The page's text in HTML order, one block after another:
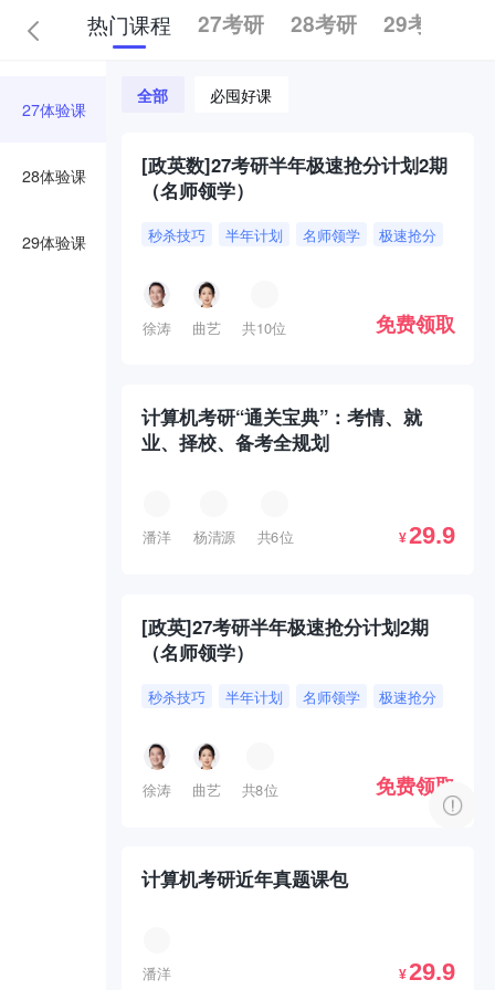
热门课程 27考研 28考研 29考研
27体验课
28体验课
29体验课
全部 必囤好课
[政英数]27考研半年极速抢分计划2期
（名师领学）
秒杀技巧 半年计划 名师领学 极速抢分
徐涛 曲艺 共10位 免费领取
计算机考研“通关宝典”：考情、就
业、择校、备考全规划
潘洋 杨清源 共6位 ¥29.9
[政英]27考研半年极速抢分计划2期
（名师领学）
秒杀技巧 半年计划 名师领学 极速抢分
徐涛 曲艺 共8位 免费领取
计算机考研近年真题课包
潘洋 ¥29.9